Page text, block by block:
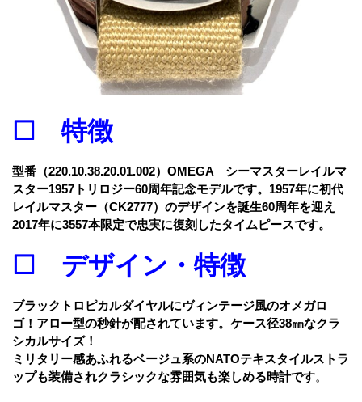
☐ 特徴
型番（220.10.38.20.01.002）OMEGA シーマスターレイルマ
スター1957トリロジー60周年記念モデルです。1957年に初代
レイルマスター（CK2777）のデザインを誕生60周年を迎え
2017年に3557本限定で忠実に復刻したタイムピースです。
☐ デザイン・特徴
ブラックトロピカルダイヤルにヴィンテージ風のオメガロ
ゴ！アロー型の秒針が配されています。ケース径38㎜なクラ
シカルサイズ！
ミリタリー感あふれるベージュ系のNATOテキスタイルストラ
ップも装備されクラシックな雰囲気も楽しめる時計です。